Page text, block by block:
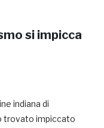
si impicca
indiana di
trovato impiccato